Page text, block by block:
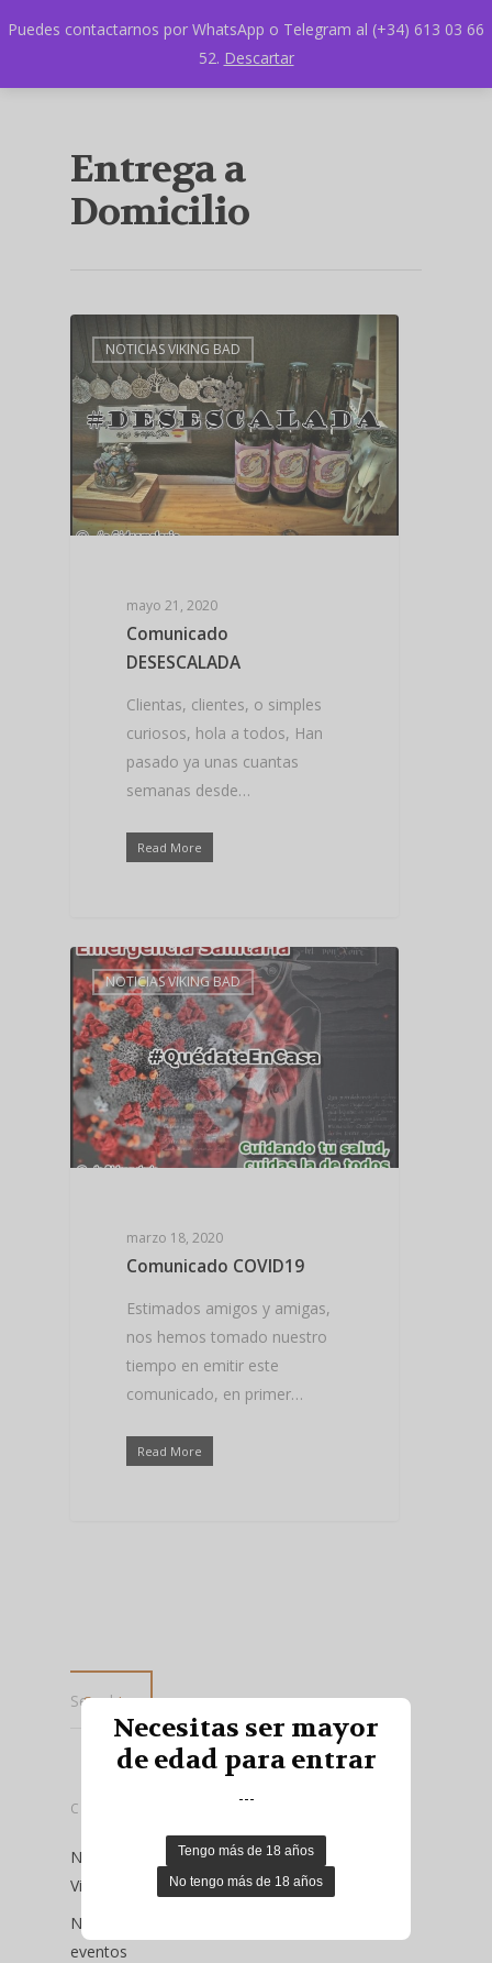
Hit enter to search or ESC to close
Entrega a
Domicilio
NOTICIAS VIKING BAD
mayo 21, 2020
Comunicado
DESESCALADA
Clientas, clientes, o simples
curiosos, hola a todos, Han
pasado ya unas cuantas
semanas desde…
Read More
NOTICIAS VIKING BAD
marzo 18, 2020
Comunicado COVID19
Estimados amigos y amigas,
nos hemos tomado nuestro
tiempo en emitir este
comunicado, en primer…
Read More
Search...
CATEGORÍAS
Noticias
Viking Bad
Nuestros
eventos
Necesitas ser mayor
de edad para entrar
---
Puedes contactarnos por WhatsApp o Telegram al (+34) 613 03 66
52. Descartar